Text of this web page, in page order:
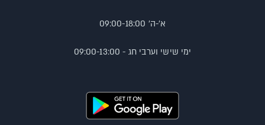
א'-ה' 09:00-18:00
ימי שישי וערבי חג - 09:00-13:00